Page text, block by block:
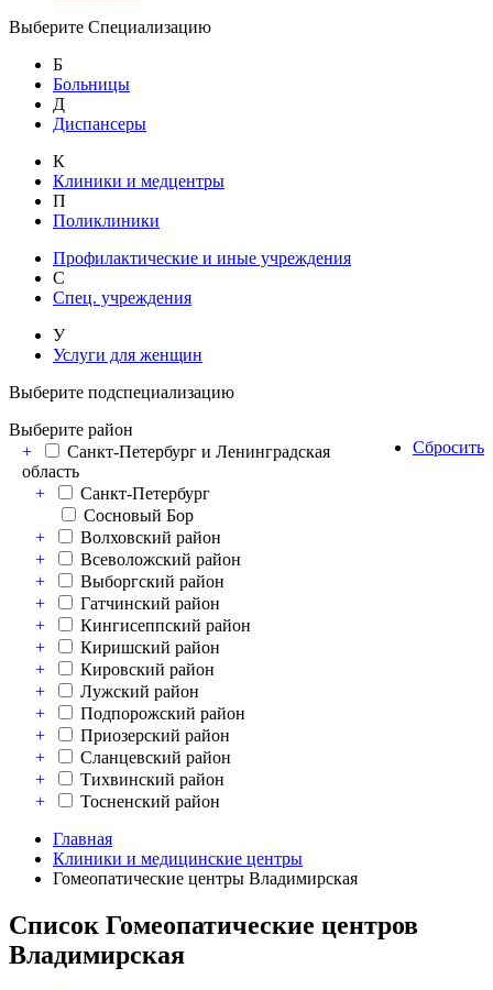
Выберите Специализацию
Б
Больницы
Д
Диспансеры
К
Клиники и медцентры
П
Поликлиники
Профилактические и иные учреждения
С
Спец. учреждения
У
Услуги для женщин
Выберите подспециализацию
Сбросить
Выберите район
+
Санкт-Петербург и Ленинградская
область
+
Санкт-Петербург
Сосновый Бор
+
Волховский район
+
Всеволожский район
+
Выборгский район
+
Гатчинский район
+
Кингисеппский район
+
Киришский район
+
Кировский район
+
Лужский район
+
Подпорожский район
+
Приозерский район
+
Сланцевский район
+
Тихвинский район
+
Тосненский район
Главная
Клиники и медицинские центры
Гомеопатические центры Владимирская
Список Гомеопатические центров
Владимирская